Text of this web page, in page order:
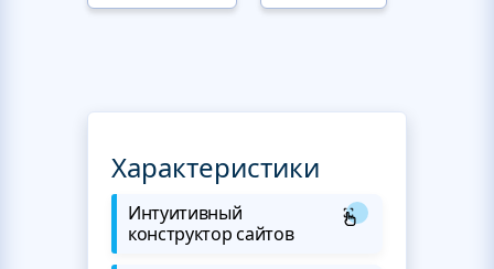
Характеристики
Интуитивный
конструктор сайтов